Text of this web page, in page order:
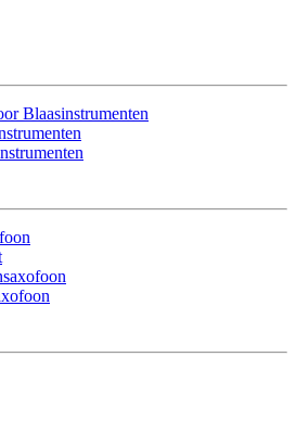
Blaasinstrumenten